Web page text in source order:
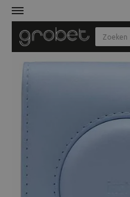
Afdruk
Fotocamera
Objectieven
Video